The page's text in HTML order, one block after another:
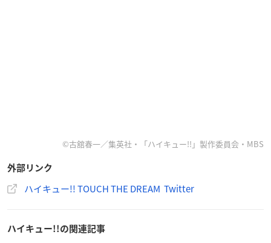
©古舘春一／集英社・「ハイキュー!!」製作委員会・MBS
外部リンク
ハイキュー!! TOUCH THE DREAM Twitter
ハイキュー!!の関連記事